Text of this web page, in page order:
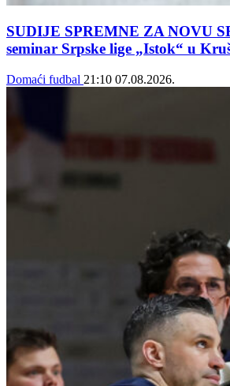
SUDIJE SPREMNE ZA NOVU
seminar Srpske lige „Istok“ u
Domaći fudbal 21:10 07.08.2026.